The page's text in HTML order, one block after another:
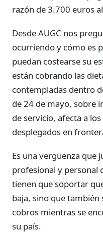
razón de 3.700 euros
Desde AUGC nos
ocurriendo y cómo es
puedan costearse su
están cobrando las
contempladas dentro
de 24 de mayo, sobre
de servicio, afecta a
desplegados en
Es una vergüenza que
profesional y personal
tienen que soportar
baja, sino que
cobros mientras se
su país.